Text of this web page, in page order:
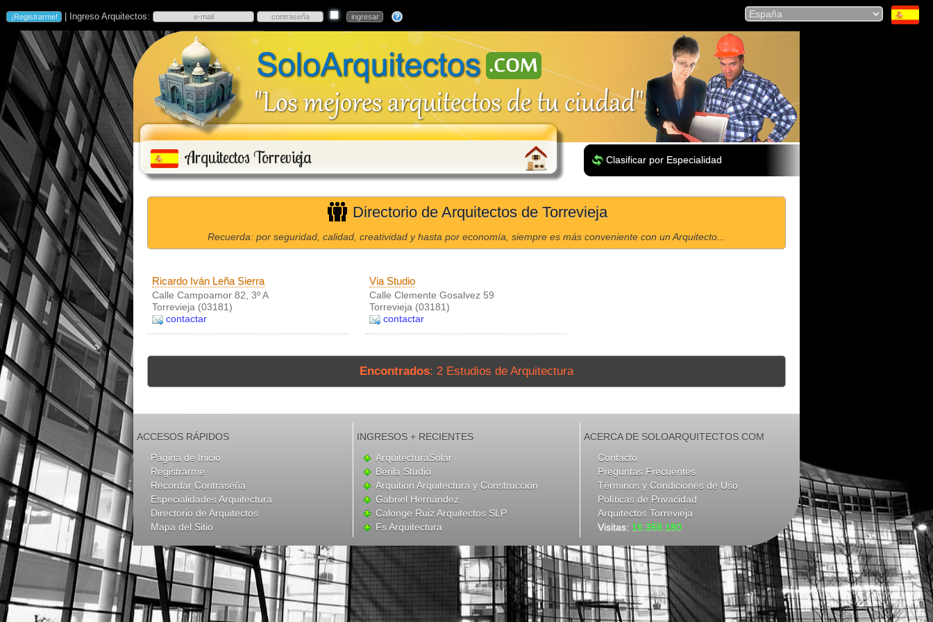
| Ingreso Arquitectos:
Arquitectos Torrevieja Clasificar por Especialidad
Directorio de Arquitectos de Torrevieja
Recuerda: por seguridad, calidad, creatividad y hasta por economía, siempre es más conveniente con un Arquitecto...
Ricardo Iván Leña Sierra
Calle Campoamor 82, 3º A
Torrevieja (03181)
contactar
Via Studio
Calle Clemente Gosalvez 59
Torrevieja (03181)
contactar
Encontrados: 2 Estudios de Arquitectura
ACCESOS RÁPIDOS
Página de Inicio
Registrarme
Recordar Contraseña
Especialidades Arquitectura
Directorio de Arquitectos
Mapa del Sitio
INGRESOS + RECIENTES
ArquitecturaSolar
Berila Studio
Arquition Arquitectura y Construcción
Gabriel Hernández
Calonge Ruiz Arquitectos SLP
Fs Arquitectura
ACERCA DE SOLOARQUITECTOS.COM
Contacto
Preguntas Frecuentes
Términos y Condiciones de Uso
Políticas de Privacidad
Arquitectos Torrevieja
Visitas: 16.358.180